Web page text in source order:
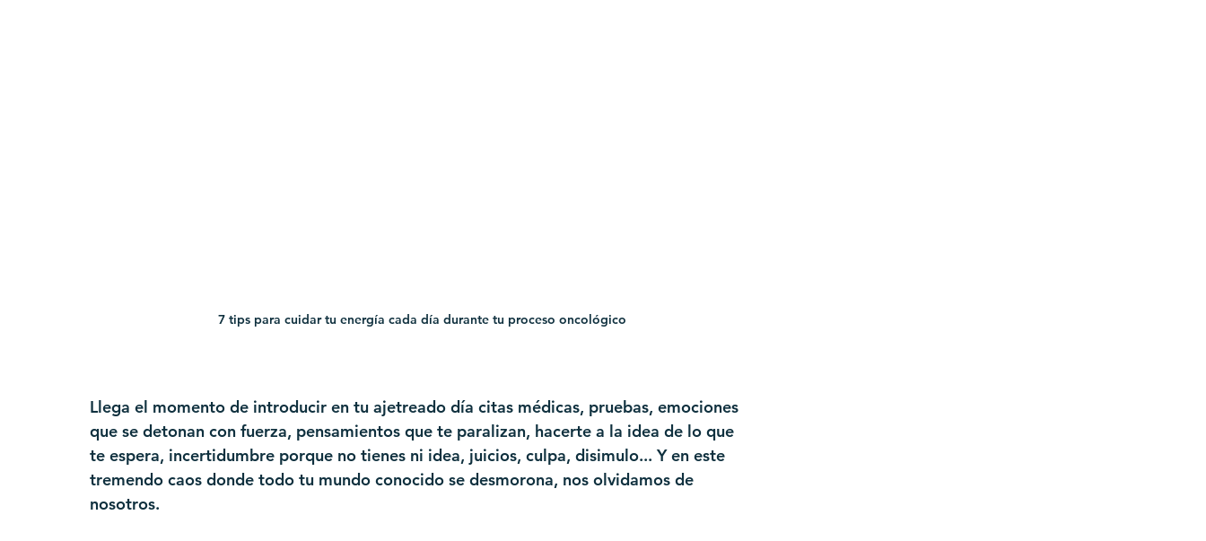
7 tips para cuidar tu energía cada día durante tu proceso oncológico
Llega el momento de introducir en tu ajetreado día citas médicas, pruebas, emociones
que se detonan con fuerza, pensamientos que te paralizan, hacerte a la idea de lo que
te espera, incertidumbre porque no tienes ni idea, juicios, culpa, disimulo... Y en este
tremendo caos donde todo tu mundo conocido se desmorona, nos olvidamos de
nosotros.